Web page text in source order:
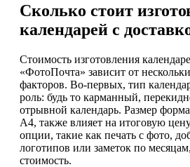
Сколько стоит
календарей с
Стоимость изготовления
«ФотоПочта» зависит от
факторов. Во-первых, тип
роль: будь то карманный,
отрывной календарь. Размер
А4, также влияет на итоговую
опции, такие как печать с фото,
логотипов или заметок по
стоимость.